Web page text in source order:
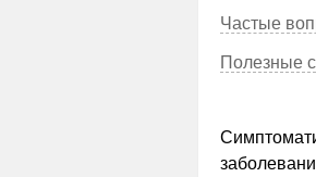
Частые
Полезные